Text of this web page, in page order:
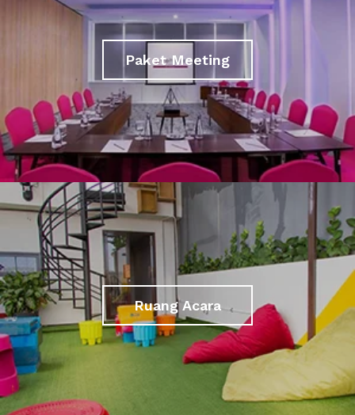
Paket Meeting
Ruang Acara